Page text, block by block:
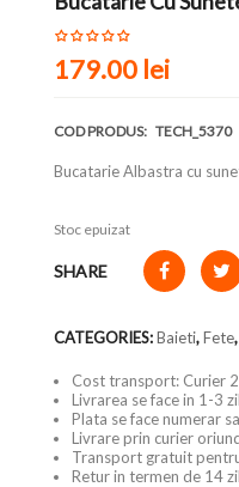
179.00 lei
COD PRODUS: TECH_5370
Bucatarie Albastra cu
Stoc epuizat
SHARE
CATEGORIES:Baieti,Fete,
Cost transport: Curier
Livrarea se face in 1-3
Plata se face numerar
Livrare prin curier
Transport gratuit
Retur in termen de 14